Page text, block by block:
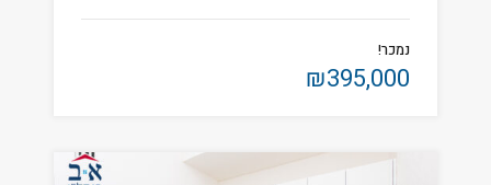
נמכר!
₪395,000